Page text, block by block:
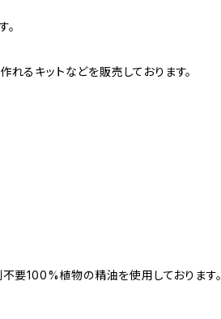
れるキットなどを販売しております。
要100%植物の精油を使用しております。